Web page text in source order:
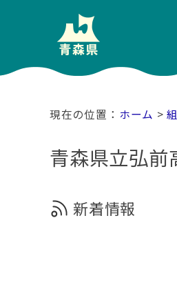
ホーム >
青森県立弘前
新着情報